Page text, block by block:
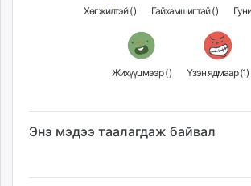
Хөгжилтэй () Гайхамшигтай ()
Жихүүцмээр () Үзэн ядмаар (1)
Энэ мэдээ таалагдаж байвал